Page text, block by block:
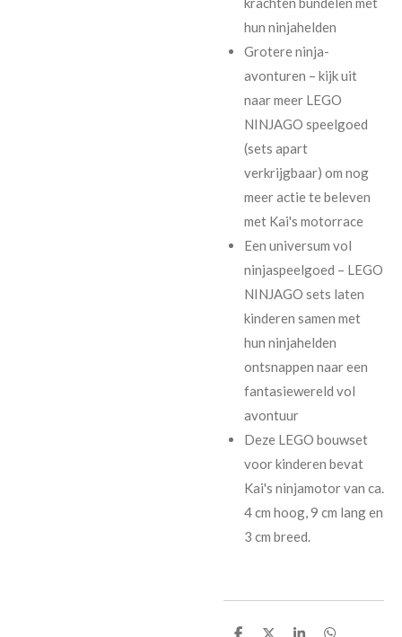
hun ninjahelden
Grotere ninja-
avonturen – kijk uit
naar meer LEGO
NINJAGO speelgoed
(sets apart
verkrijgbaar) om nog
meer actie te beleven
met Kai's motorrace
Een universum vol
ninjaspeelgoed – LEGO
NINJAGO sets laten
kinderen samen met
hun ninjahelden
ontsnappen naar een
fantasiewereld vol
avontuur
Deze LEGO bouwset
voor kinderen bevat
Kai's ninjamotor van ca.
4 cm hoog, 9 cm lang en
3 cm breed.